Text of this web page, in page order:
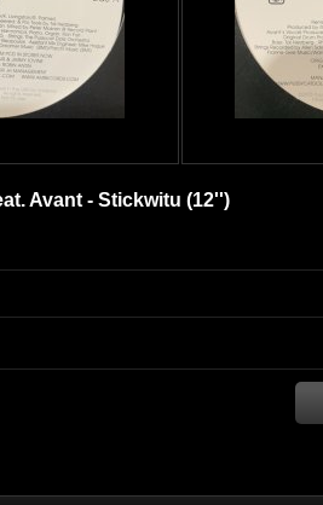
Avant - Stickwitu (12'')